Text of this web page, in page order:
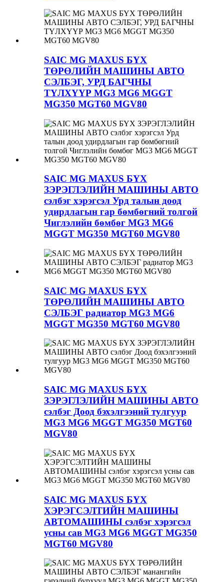
SAIC MG MAXUS БҮХ
ТӨРӨЛИЙН МАШИНЫ АВТО
СЭЛБЭГ, УРД БАГЧНЫ
ТҮЛХҮҮР MG3 MG6 MGGT
MG350 MGT60 MGV80
SAIC MG MAXUS БҮХ
ЗЭРЭГЛЭЛИЙН МАШИНЫ АВТО
сэлбэг хэрэгсэл Урд талын доод
удирдлагын гар бөмбөгний толгой
Чиглэлийн бөмбөг MG3 MG6
MGGT MG350 MGT60 MGV80
SAIC MG MAXUS БҮХ
ТӨРӨЛИЙН МАШИНЫ АВТО
СЭЛБЭГ радиатор MG3 MG6
MGGT MG350 MGT60 MGV80
SAIC MG MAXUS БҮХ
ЗЭРЭГЛЭЛИЙН МАШИНЫ АВТО
сэлбэг Доод бэхэлгээний тулгуур
MG3 MG6 MGGT MG350 MGT60
MGV80
SAIC MG MAXUS БҮХ
ХЭРЭГСЭЛТИЙН МАШИНЫ
АВТОМАШИНЫ сэлбэг хэрэгсэл
усны сав MG3 MG6 MGGT MG350
MGT60 MGV80